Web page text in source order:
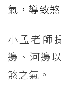
氣，導致
小孟老師
邊、河邊
煞之氣。